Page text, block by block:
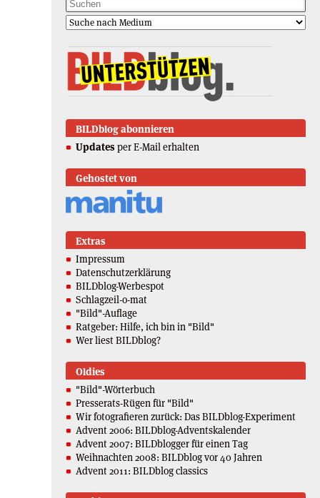
BILDblog abonnieren
Updates per E-Mail erhalten
Gehostet von
Extras
Impressum
Datenschutzerklärung
BILDblog-Werbespot
Schlagzeil-o-mat
"Bild"-Auflage
Ratgeber: Hilfe, ich bin in "Bild"
Wer liest BILDblog?
Oldies
"Bild"-Wörterbuch
Presserats-Rügen für "Bild"
Wir fotografieren zurück: Das BILDblog-Experiment
Advent 2006: BILDblog-Adventskalender
Advent 2007: BILDblogger für einen Tag
Weihnachten 2008: BILDblog vor 40 Jahren
Advent 2011: BILDblog classics